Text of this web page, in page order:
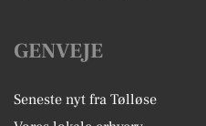
GENVEJE
Seneste nyt fra Tølløse